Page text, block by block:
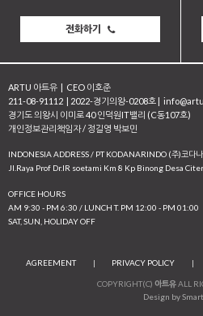
전화하기
ARTU 아트유 | CEO 이호준
211-08-91112 | 2022-경기의왕-0208호 |
경기도 의왕시 이미로 40 인덕원IT밸리 (C동107호)
개인정보관리책임자 / 정길영 박보민
INDONESIA ADDRESS / PT KODANARINDO (주)코다
JI.Raya Prof Dr.IR soetami Km 8 Kp Binong Desa
OFFICE HOURS
AM 9:30 - PM 6:30 / LUNCH T. PM 12:00 - PM 01:00
SAT, SUN, HOLIDAY OFF
AGREEMENT | PRIVACY POLICY |
COPYRIGHT(C) 아트유ALL